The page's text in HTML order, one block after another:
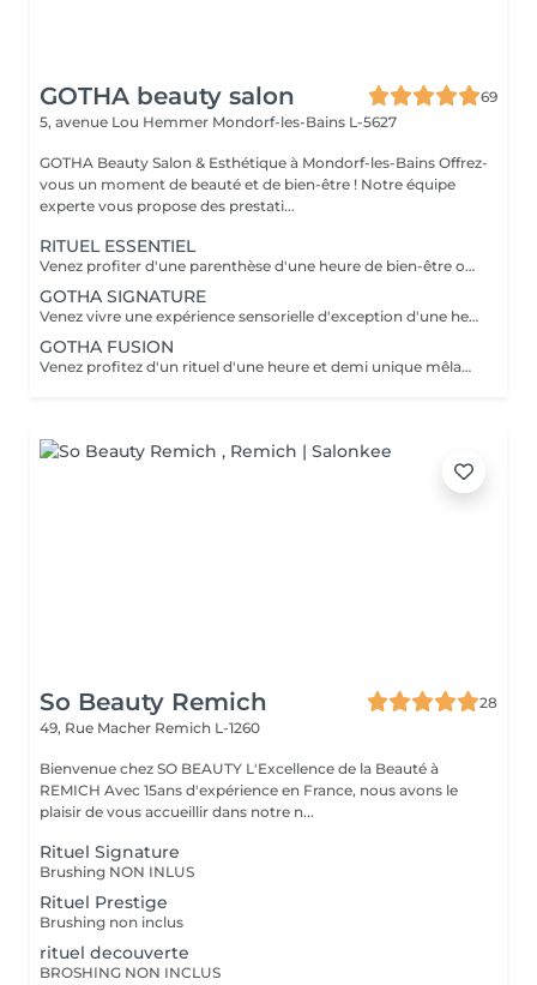
GOTHA beauty salon
69
5, avenue Lou Hemmer Mondorf-les-Bains L-5627
GOTHA Beauty Salon & Esthétique à Mondorf-les-Bains Offrez-
vous un moment de beauté et de bien-être ! Notre équipe
experte vous propose des prestati...
RITUEL ESSENTIEL
Venez profiter d'une parenthèse d'une heure de bien-être où cuir chevelu et cheveux sont sublimés grâce à des soins personnalisés. Laissez-vous guider dans une première immersion douce et profondément relaxante.
GOTHA SIGNATURE
Venez vivre une expérience sensorielle d'exception d'une heure et demi, où chaque geste vous enveloppe dans un lâcher-prise absolu. Laissez-vous porter par un rituel profond, alliant détente, raffinement et évasion.
GOTHA FUSION
Venez profitez d'un rituel d'une heure et demi unique mêlant head spa et soin du visage pour une harmonie parfaite entre éclat et relaxation. Laissez-vous transporter dans une expérience enveloppante, où le corps et l'esprit se relâchent pleinement.
So Beauty Remich
28
49, Rue Macher Remich L-1260
Bienvenue chez SO BEAUTY L'Excellence de la Beauté à
REMICH Avec 15ans d'expérience en France, nous avons le
plaisir de vous accueillir dans notre n...
Rituel Signature
Brushing NON INLUS
Rituel Prestige
Brushing non inclus
rituel decouverte
BROSHING NON INCLUS